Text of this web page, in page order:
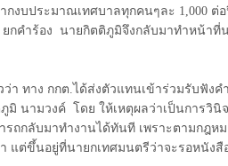
กงบประมาณเทศบาลทุกคนๆละ 1,000 ต่อ
กคำร้อง
นายกิตติภูมิจึงกลับมาทำหน้าที่
า ทาง กกต.ได้ส่งตัวแทนเข้าร่วมรับฟังค
มิ นามวงค์
โดย ให้เหตุผลว่าเป็นการวิ
ถกลับมาทำงานได้ทันที เพราะตามกฎหม
แต่ขึ้นอยู่ที่นายกเทศมนตรีว่าจะรอหนัง